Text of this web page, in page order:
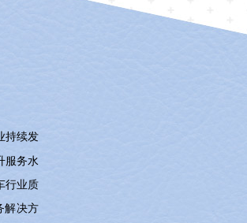
持续发
服务水
行业质
解决方